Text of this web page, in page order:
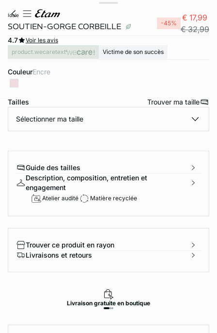
idole
SOUTIEN-GORGE CORBEILLE -45%
€ 17,99
€ 32,99
4.7
Voir les avis
product.wecaretext
Victime de son succès
Couleur encre
Tailles Trouver ma taille
Sélectionner ma taille
Guide des tailles
Description, composition, entretien et
engagement
Atelier audité Matière recyclée
Trouver ce produit en rayon
Livraisons et retours
Livraison gratuite en boutique